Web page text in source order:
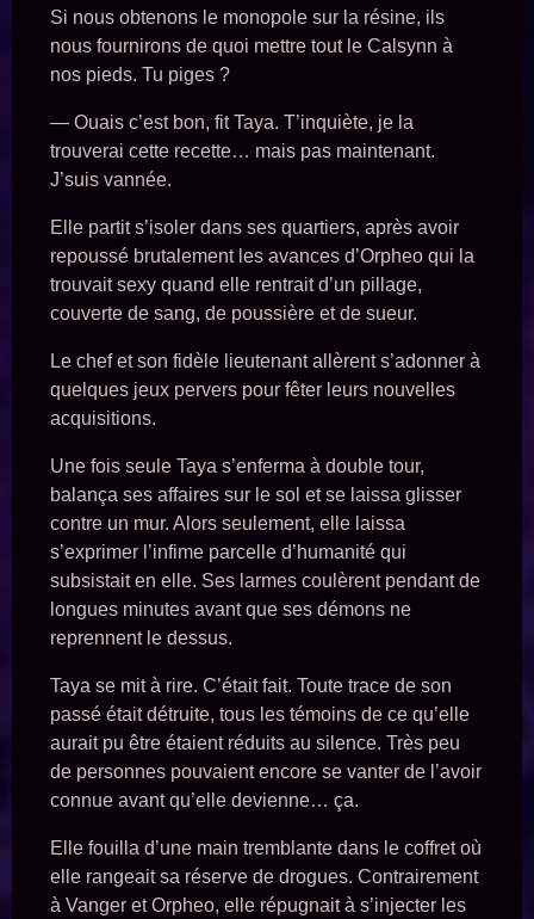
Si nous obtenons le monopole sur la résine, ils
nous fournirons de quoi mettre tout le Calsynn à
nos pieds. Tu piges ?
— Ouais c’est bon, fit Taya. T’inquiète, je la
trouverai cette recette… mais pas maintenant.
J’suis vannée.
Elle partit s’isoler dans ses quartiers, après avoir
repoussé brutalement les avances d’Orpheo qui la
trouvait sexy quand elle rentrait d’un pillage,
couverte de sang, de poussière et de sueur.
Le chef et son fidèle lieutenant allèrent s’adonner à
quelques jeux pervers pour fêter leurs nouvelles
acquisitions.
Une fois seule Taya s’enferma à double tour,
balança ses affaires sur le sol et se laissa glisser
contre un mur. Alors seulement, elle laissa
s’exprimer l’infime parcelle d’humanité qui
subsistait en elle. Ses larmes coulèrent pendant de
longues minutes avant que ses démons ne
reprennent le dessus.
Taya se mit à rire. C’était fait. Toute trace de son
passé était détruite, tous les témoins de ce qu’elle
aurait pu être étaient réduits au silence. Très peu
de personnes pouvaient encore se vanter de l’avoir
connue avant qu’elle devienne… ça.
Elle fouilla d’une main tremblante dans le coffret où
elle rangeait sa réserve de drogues. Contrairement
à Vanger et Orpheo, elle répugnait à s’injecter les